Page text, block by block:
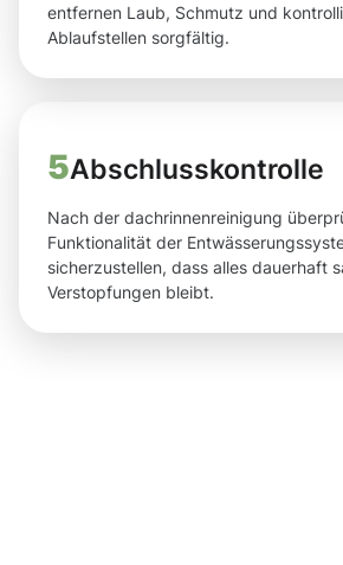
entfernen Laub, Schmutz und
Ablaufstellen sorgfältig.
5Abschlusskontrolle
Nach der dachrinnenreinigung
Funktionalität der
sicherzustellen, dass alles dauerhaft
Verstopfungen bleibt.